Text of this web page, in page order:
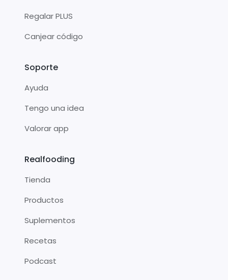
Regalar PLUS
Canjear código
Soporte
Ayuda
Tengo una idea
Valorar app
Realfooding
Tienda
Productos
Suplementos
Recetas
Podcast